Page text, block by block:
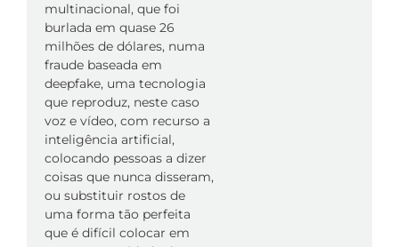
multinacional, que foi
burlada em quase 26
milhões de dólares, numa
fraude baseada em
deepfake, uma tecnologia
que reproduz, neste caso
voz e vídeo, com recurso a
inteligência artificial,
colocando pessoas a dizer
coisas que nunca disseram,
ou substituir rostos de
uma forma tão perfeita
que é difícil colocar em